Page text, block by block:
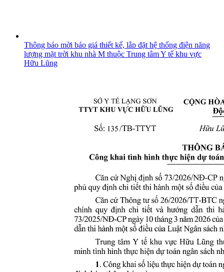
Thông báo mời báo giá thiết kế, lắp đặt hệ thống điện năng
lượng mặt trời khu nhà M thuộc Trung tâm Y tế khu vực
Hữu Lũng